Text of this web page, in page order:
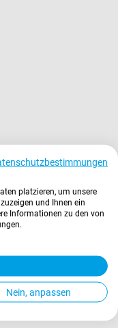
platzieren, um unsere
und Ihnen ein
Informationen zu den von
Nein, anpassen